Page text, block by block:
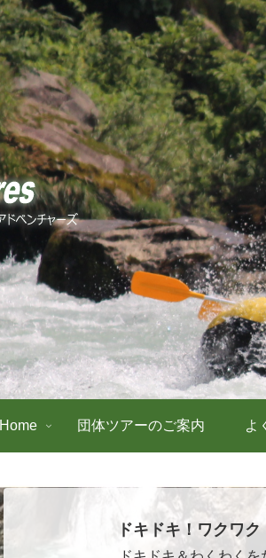
Home 団体ツアーのご案内 よ
ドキドキ！ワクワ